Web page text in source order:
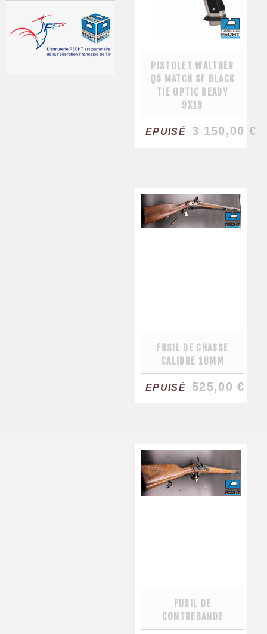
PISTOLET WALTHER
Q5 MATCH SF BLACK
TIE OPTIC READY
9X19
EPUISÉ 3 150,00 €
FUSIL DE CHASSE
CALIBRE 18MM
EPUISÉ 525,00 €
FUSIL DE
CONTREBANDE